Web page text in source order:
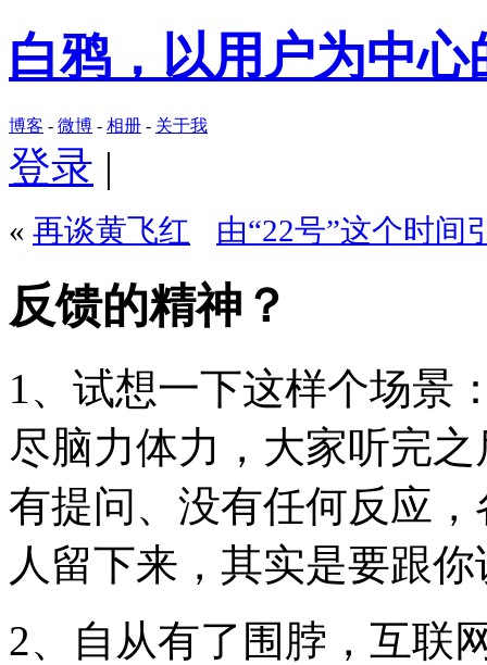
白鸦，以用户为中心
博客 - 微博 - 相册 - 关于我
登录 |
« 再谈黄飞红 由“22号”这个时间
反馈的精神？
1、试想一下这样个场景
尽脑力体力，大家听完
有提问、没有任何反应
人留下来，其实是要跟
2、自从有了围脖，互联